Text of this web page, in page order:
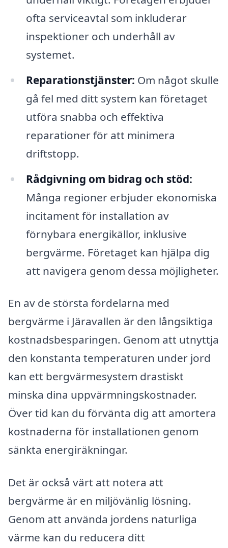
ofta serviceavtal som inkluderar
inspektioner och underhåll av
systemet.
Reparationstjänster: Om något skulle
gå fel med ditt system kan företaget
utföra snabba och effektiva
reparationer för att minimera
driftstopp.
Rådgivning om bidrag och stöd:
Många regioner erbjuder ekonomiska
incitament för installation av
förnybara energikällor, inklusive
bergvärme. Företaget kan hjälpa dig
att navigera genom dessa möjligheter.
En av de största fördelarna med
bergvärme i Järavallen är den långsiktiga
kostnadsbesparingen. Genom att utnyttja
den konstanta temperaturen under jord
kan ett bergvärmesystem drastiskt
minska dina uppvärmningskostnader.
Över tid kan du förvänta dig att amortera
kostnaderna för installationen genom
sänkta energiräkningar.
Det är också värt att notera att
bergvärme är en miljövänlig lösning.
Genom att använda jordens naturliga
värme kan du reducera ditt